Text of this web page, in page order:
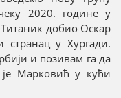
2020. године у
добио Оскар
странац у Хургади.
и позивам га да
Марковић у кући